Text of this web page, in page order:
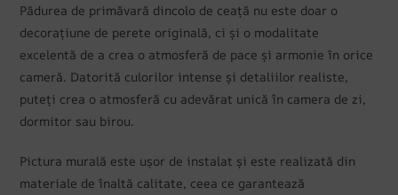
Pădurea de primăvară dincolo de ceață nu este doar o
decorațiune de perete originală, ci și o modalitate
excelentă de a crea o atmosferă de pace și armonie în orice
cameră. Datorită culorilor intense și detaliilor realiste,
puteți crea o atmosferă cu adevărat unică în camera de zi,
dormitor sau birou.
Pictura murală este ușor de instalat și este realizată din
materiale de înaltă calitate, ceea ce garantează